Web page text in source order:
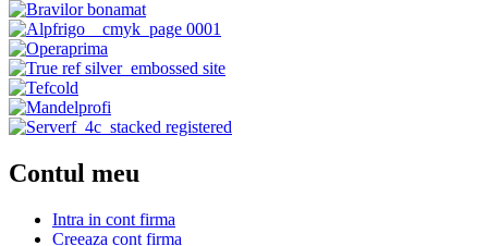
Contul meu
Intra in cont firma
Creeaza cont firma